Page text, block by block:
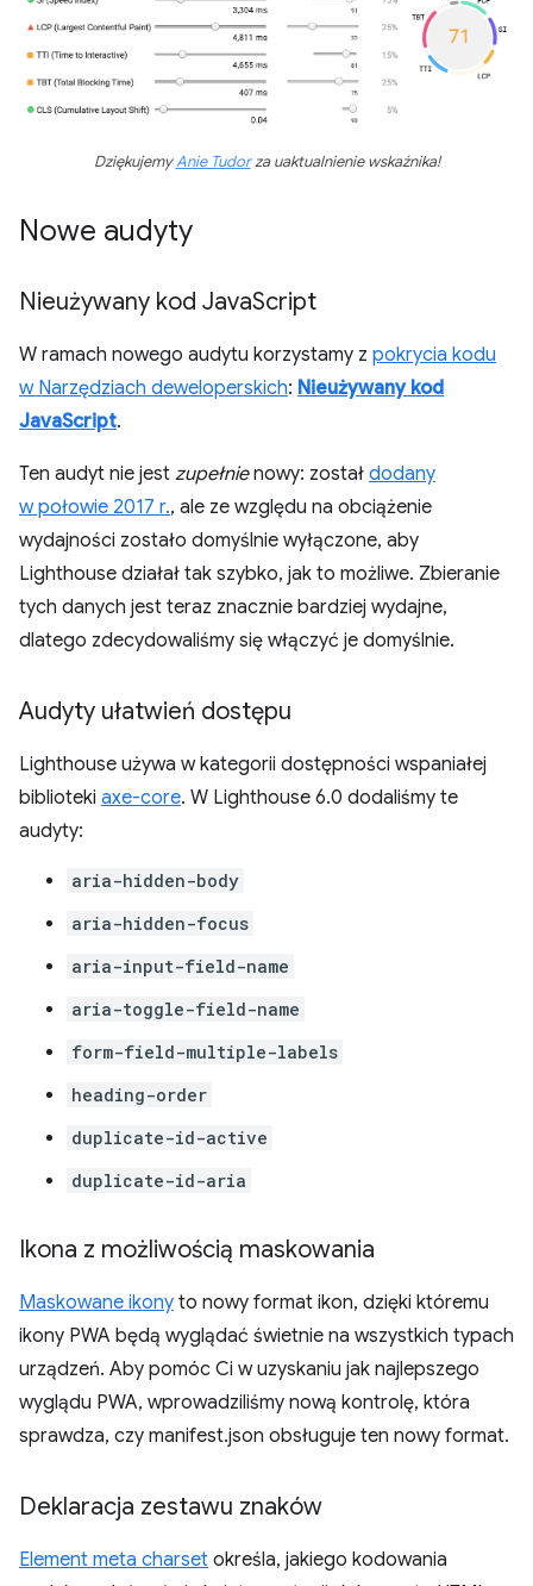
DziękujemyAnie Tudorza uaktualnienie wskaźnika!
Nowe audyty
Nieużywany kod JavaScript
W ramach nowego audytu korzystamy z pokrycia kodu
w Narzędziach deweloperskich: Nieużywany kod
JavaScript.
Ten audyt nie jest zupełnienowy: został dodany
w połowie 2017 r., ale ze względu na obciążenie
wydajności zostało domyślnie wyłączone, aby
Lighthouse działał tak szybko, jak to możliwe. Zbieranie
tych danych jest teraz znacznie bardziej wydajne,
dlatego zdecydowaliśmy się włączyć je domyślnie.
Audyty ułatwień dostępu
Lighthouse używa w kategorii dostępności wspaniałej
biblioteki axe-core. W Lighthouse 6.0 dodaliśmy te
audyty:
aria-hidden-body
aria-hidden-focus
aria-input-field-name
aria-toggle-field-name
form-field-multiple-labels
heading-order
duplicate-id-active
duplicate-id-aria
Ikona z możliwością maskowania
Maskowane ikony to nowy format ikon, dzięki któremu
ikony PWA będą wyglądać świetnie na wszystkich typach
urządzeń. Aby pomóc Ci w uzyskaniu jak najlepszego
wyglądu PWA, wprowadziliśmy nową kontrolę, która
sprawdza, czy manifest.json obsługuje ten nowy format.
Deklaracja zestawu znaków
Element meta charset określa, jakiego kodowania